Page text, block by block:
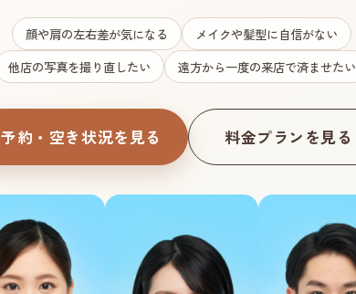
顔や肩の左右差が気になる
メイクや髪型に自信がない
他店の写真を撮り直したい
遠方から一度の来店で済ませたい
予約・空き状況を見る 料金プランを見る